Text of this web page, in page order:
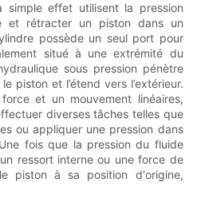
simple effet utilisent la pression
et rétracter un piston dans un
possède un seul port pour
situé à une extrémité du
sous pression pénètre
piston et l’étend vers l’extérieur.
et un mouvement linéaires,
diverses tâches telles que
ou appliquer une pression dans
fois que la pression du fluide
ressort interne ou une force de
piston à sa position d'origine,